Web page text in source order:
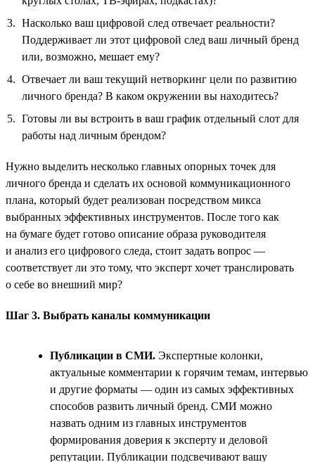
Насколько ваш цифровой след отвечает реальности?
Поддерживает ли этот цифровой след ваш личный бренд
или, возможно, мешает ему?
Отвечает ли ваш текущий нетворкинг цели по развитию
личного бренда? В каком окружении вы находитесь?
Готовы ли вы встроить в ваш график отдельный слот для
работы над личным брендом?
Нужно выделить несколько главных опорных точек для
личного бренда и сделать их основой коммуникационного
плана, который будет реализован посредством микса
выбранных эффективных инструментов. После того как
на бумаге будет готово описание образа руководителя
и анализ его цифрового следа, стоит задать вопрос —
соответствует ли это тому, что эксперт хочет транслировать
о себе во внешний мир?
Шаг 3. Выбрать каналы коммуникации
Публикации в СМИ. Экспертные колонки,
актуальные комментарии к горячим темам, интервью
и другие форматы — один из самых эффективных
способов развить личный бренд. СМИ можно
назвать одним из главных инструментов
формирования доверия к эксперту и деловой
репутации. Публикации подсвечивают вашу